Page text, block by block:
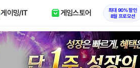
게이밍/IT 게임스토어
최대 90% 할인
8월 프로모션